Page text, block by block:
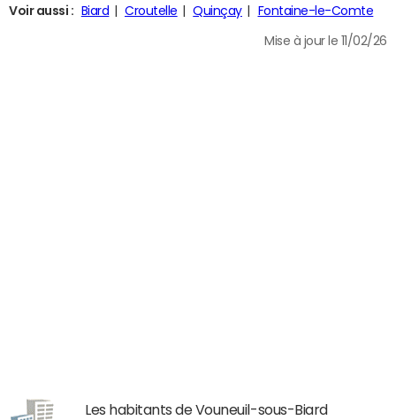
Voir aussi : Biard Croutelle Quinçay Fontaine-le-Comte
Mise à jour le 11/02/26
Les habitants de Vouneuil-sous-Biard